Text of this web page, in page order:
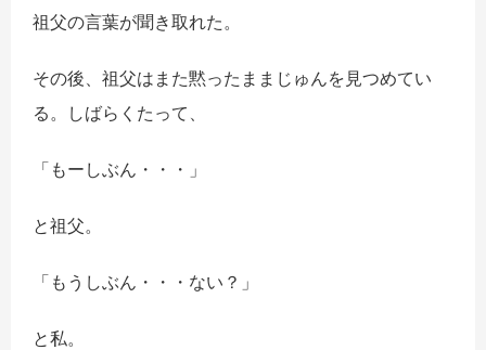
祖父の言葉が聞き取れた。
その後、祖父はまた黙ったままじゅんを見つめてい
る。しばらくたって、
「もーしぶん・・・」
と祖父。
「もうしぶん・・・ない？」
と私。